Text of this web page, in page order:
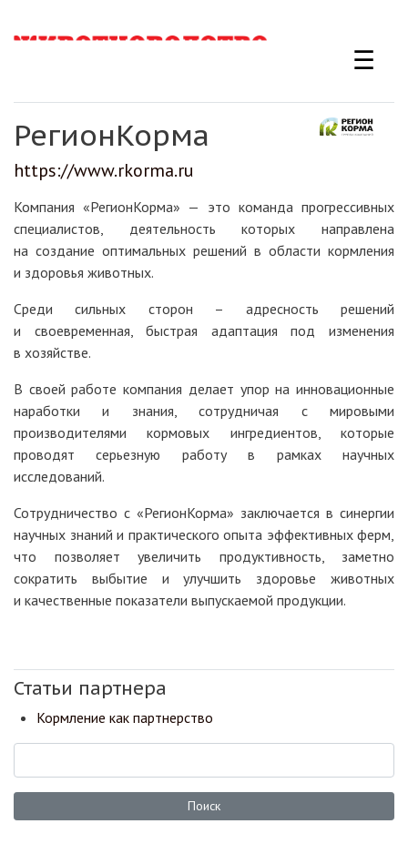
к
☰
РегионКорма
https://www.rkorma.ru
Компания «РегионКорма» — это команда прогрессивных
специалистов, деятельность которых направлена
на создание оптимальных решений в области кормления
и здоровья животных.
Среди сильных сторон – адресность решений
и своевременная, быстрая адаптация под изменения
в хозяйстве.
В своей работе компания делает упор на инновационные
наработки и знания, сотрудничая с мировыми
производителями кормовых ингредиентов, которые
проводят серьезную работу в рамках научных
исследований.
Сотрудничество с «РегионКорма» заключается в синергии
научных знаний и практического опыта эффективных ферм,
что позволяет увеличить продуктивность, заметно
сократить выбытие и улучшить здоровье животных
и качественные показатели выпускаемой продукции.
Статьи партнера
Кормление как партнерство
Поиск